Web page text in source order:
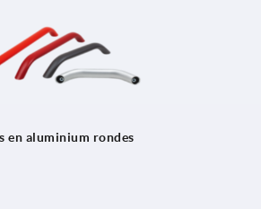
en aluminium rondes